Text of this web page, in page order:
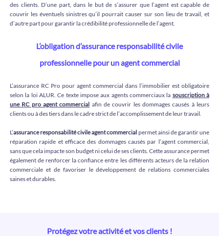
des clients. D’une part, dans le but de s’assurer que l’agent est capable de
couvrir les éventuels sinistres qu’il pourrait causer sur son lieu de travail, et
d’autre part pour garantir la crédibilité professionnelle de l’agent.
L’obligation d’assurance responsabilité civile
professionnelle pour un agent commercial
L’assurance RC Pro pour agent commercial dans l’immobilier est obligatoire
selon la loi ALUR. Ce texte impose aux agents commerciaux la souscription à
une RC pro agent commercial afin de couvrir les dommages causés à leurs
clients ou à des tiers dans le cadre strict de l’accomplissement de leur travail.
L’assurance responsabilité civile agent commercial permet ainsi de garantir une
réparation rapide et efficace des dommages causés par l’agent commercial,
sans que cela impacte son budget ni celui de ses clients. Cette assurance permet
également de renforcer la confiance entre les différents acteurs de la relation
commerciale et de favoriser le développement de relations commerciales
saines et durables.
Protégez votre activité et vos clients !